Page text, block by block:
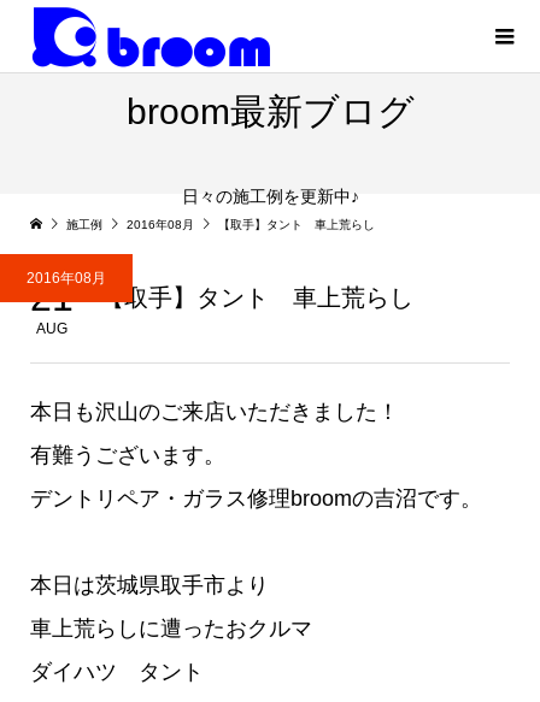
broom最新ブログ
日々の施工例を更新中♪
施工例 2016年08月 【取手】タント 車上荒らし
2016年08月
21
AUG
【取手】タント 車上荒らし
本日も沢山のご来店いただきました！
有難うございます。
デントリペア・ガラス修理broomの吉沼です。
本日は茨城県取手市より
車上荒らしに遭ったおクルマ
ダイハツ タント